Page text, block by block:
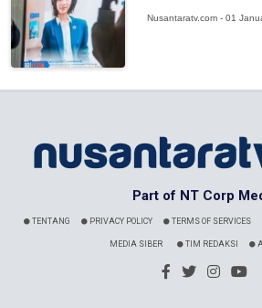
Nusantaratv.com - 01
Part of NT Corp
TENTANG PRIVACY POLICY TERMS OF SERVICES
MEDIA SIBER TIM REDAKSI